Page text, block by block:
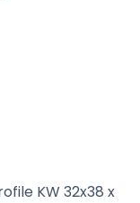
KW 32x38 x